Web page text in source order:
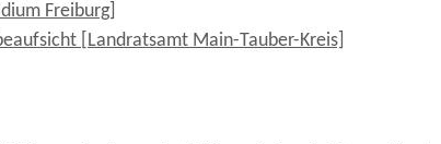
Freiburg]
[Landratsamt Main-Tauber-Kreis]